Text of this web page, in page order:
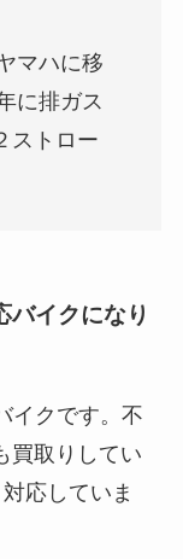
マハに移
に排ガス
ストロー
バイクになり
イクです。不
買取りしてい
応していま